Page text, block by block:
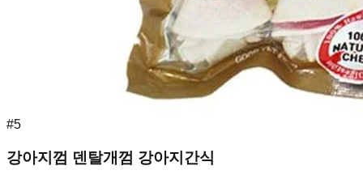
#5
강아지껌 덴탈개껌 강아지간식